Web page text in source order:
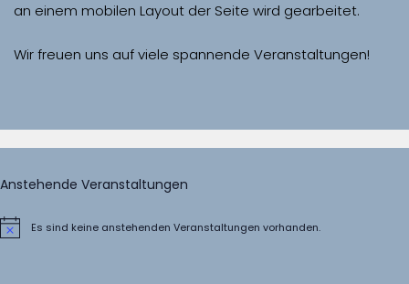
Wir freuen uns auf viele spannende Veranstaltungen!
Anstehende Veranstaltungen
HinweisEs sind keine anstehenden Veranstaltungen vorhanden.